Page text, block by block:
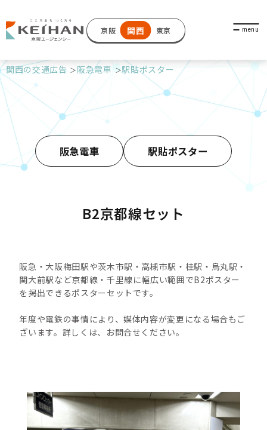
京阪 関西 東京
関西の交通広告 阪急電車 駅貼ポスター
阪急電車 駅貼ポスター
B2京都線セット
阪急・大阪梅田駅や茨木市駅・高槻市駅・桂駅・烏丸駅・
関大前駅など京都線・千里線に幅広い範囲でB2ポスター
を掲出できるポスターセットです。
年度や電鉄の事情により、媒体内容が変更になる場合もご
ざいます。詳しくは、お問合せください。